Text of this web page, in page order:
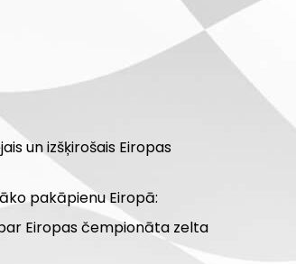
un izšķirošais Eiropas
pakāpienu Eiropā:
Eiropas čempionāta zelta